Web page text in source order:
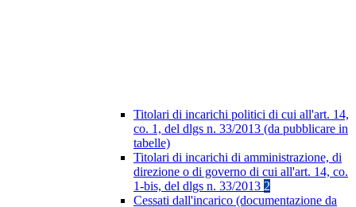
Titolari di incarichi politici di cui all'art. 14,
co. 1, del dlgs n. 33/2013 (da pubblicare in
tabelle)
Titolari di incarichi di amministrazione, di
direzione o di governo di cui all'art. 14, co.
1-bis, del dlgs n. 33/2013 2
Cessati dall'incarico (documentazione da